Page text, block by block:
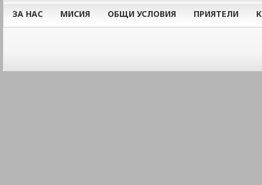
ЗА НАС МИСИЯ ОБЩИ УСЛОВИЯ ПРИЯТЕЛИ